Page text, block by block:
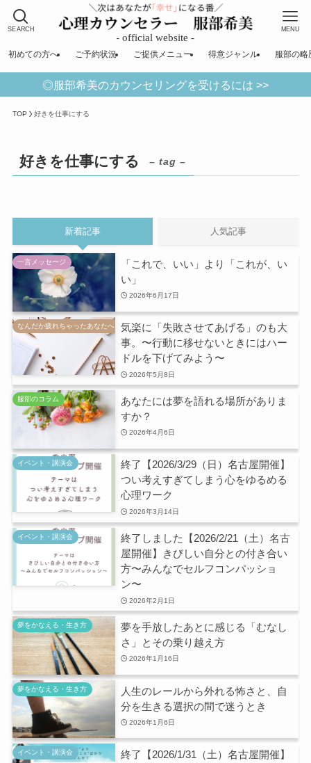
SEARCH MENU
初めての方へ ご予約状況 ご提供メニュー 得意ジャンル 服部の略
◎服部希美のカウンセリングを受けるには >>
TOP 好きを仕事にする
好きを仕事にする – tag –
新着記事 人気記事
一言メッセージ
「これで、いい」より「これが、い
い」
2026年6月17日
なんだか疲れちゃったあなたへ
気楽に「失敗させてあげる」のも大
事。〜行動に移せないときにはハー
ドルを下げてみよう〜
2026年5月8日
服部のコラム
あなたには夢を語れる場所がありま
すか？
2026年4月6日
イベント・講演会
終了【2026/3/29（日）名古屋開催】
つい考えすぎてしまう心をゆるめる
心理ワーク
2026年3月14日
イベント・講演会
終了しました【2026/2/21（土）名古
屋開催】きびしい自分との付き合い
方〜みんなでセルフコンパッショ
ン〜
2026年2月1日
夢をかなえる・生き方
夢を手放したあとに感じる「むなし
さ」とその乗り越え方
2026年1月16日
夢をかなえる・生き方
人生のレールから外れる怖さと、自
分を生きる選択の間で迷うとき
2026年1月6日
イベント・講演会
終了【2026/1/31（土）名古屋開催】